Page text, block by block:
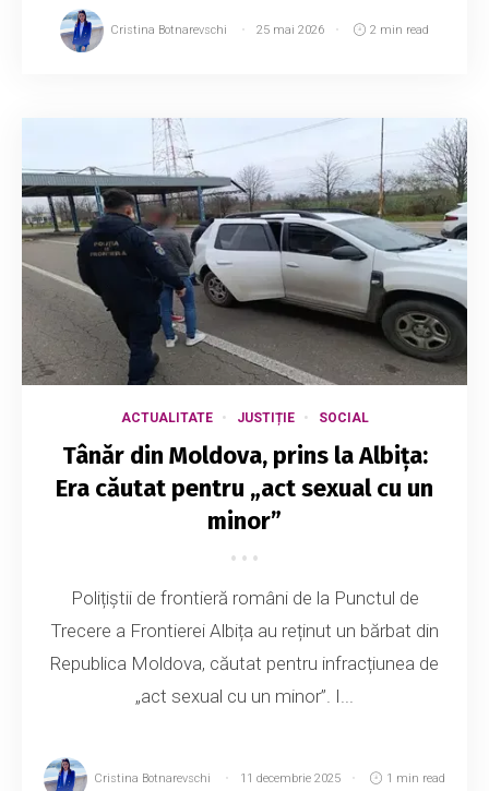
Cristina Botnarevschi 25 mai 2026 2 min read
ACTUALITATE JUSTIȚIE SOCIAL
Tânăr din Moldova, prins la Albița:
Era căutat pentru „act sexual cu un
minor”
Polițiștii de frontieră români de la Punctul de
Trecere a Frontierei Albița au reținut un bărbat din
Republica Moldova, căutat pentru infracțiunea de
„act sexual cu un minor”. I...
Cristina Botnarevschi 11 decembrie 2025 1 min read